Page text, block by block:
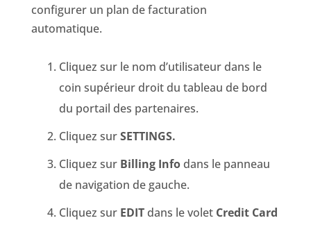
configurer un plan de facturation
automatique.
Cliquez sur le nom d’utilisateur dans le
coin supérieur droit du tableau de bord
du portail des partenaires.
Cliquez surSETTINGS.
Cliquez sur Billing Infodans le panneau
de navigation de gauche.
Cliquez sur EDITdans le volet Credit Card